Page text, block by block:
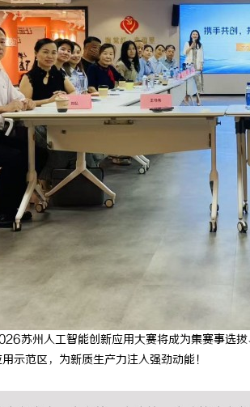
苏州人工智能创新应用大赛将成为集赛事选
示范区，为新质生产力注入强劲动能！